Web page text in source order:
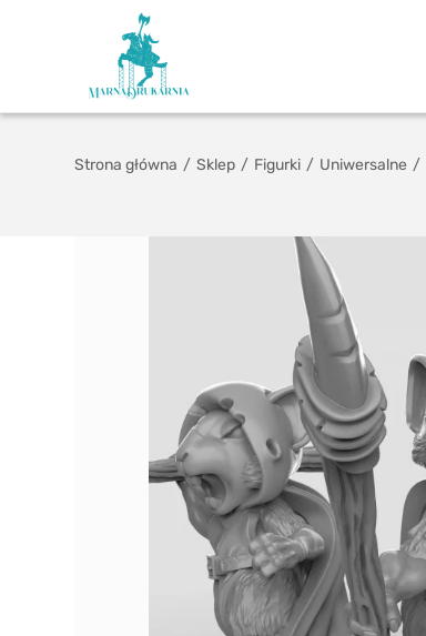
Strona główna / Sklep / Figurki / Uniwersalne /